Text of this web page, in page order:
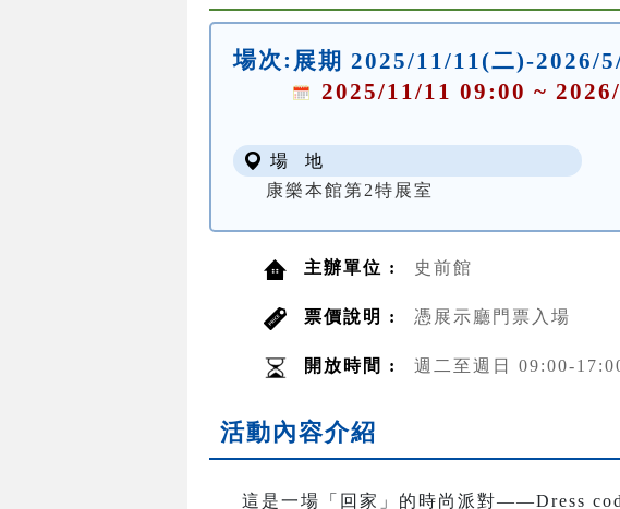
場次: 展期 2025/11/11(二)-2026/
2025/11/11 09:00 ~
場 地
康樂本館第2特展室
主辦單位 : 史前館
票價說明 : 憑展示廳門票入場
開放時間 : 週二至週日 09:00-
活動內容介紹
這是一場「回家」的時尚派對——Dress